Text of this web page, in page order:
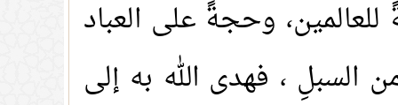
وحجةً على العباد
السبلِ ، فهدى الله به إلى